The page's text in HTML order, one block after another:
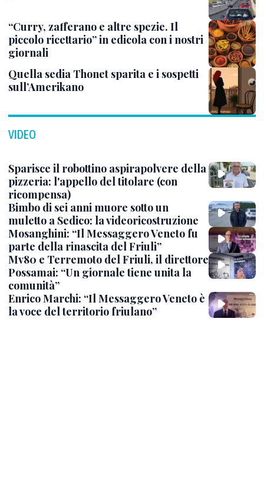
“Curry, zafferano e altre spezie. Il
piccolo ricettario” in edicola con i nostri
giornali
Quella sedia Thonet sparita e i sospetti
sull’Amerikano
VIDEO
Sparisce il robottino aspirapolvere della
pizzeria: l'appello del titolare (con
ricompensa)
Bimbo di sei anni muore sotto un
muletto a Sedico: la videoricostruzione
Mosanghini: “Il Messaggero Veneto fu
parte della rinascita del Friuli”
Mv80 e Terremoto del Friuli, il direttore
Possamai: “Un giornale tiene unita la
comunità”
Enrico Marchi: “Il Messaggero Veneto è
la voce del territorio friulano”